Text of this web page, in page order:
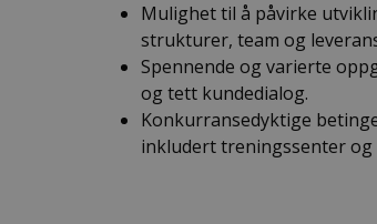
Mulighet til å påvirke
strukturer, team og
Spennende og varierte
og tett kundedialog.
Konkurransedyktige
inkludert treningssenter og